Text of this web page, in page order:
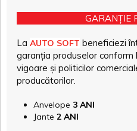
GARANȚIE
La AUTO SOFT beneficiezi
garanția produselor conform
vigoare și politicilor
producătorilor.
Anvelope 3 ANI
Jante 2 ANI